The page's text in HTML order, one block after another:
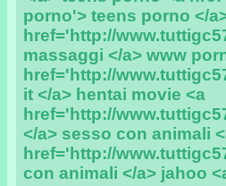
porno'> teens porno </
href='http://
massaggi </a> www
href='http://
it </a> hentai movie <a
href='http://
</a> sesso con animali
href='http://
con animali </a> jahoo